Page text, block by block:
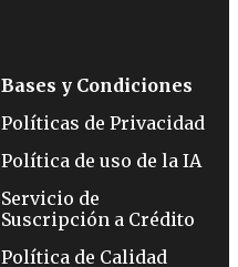
Bases y Condiciones
Políticas de Privacidad
Política de uso de la IA
Servicio de
Suscripción a Crédito
Política de Calidad